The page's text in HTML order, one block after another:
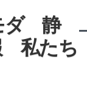
ダ 静
私たち